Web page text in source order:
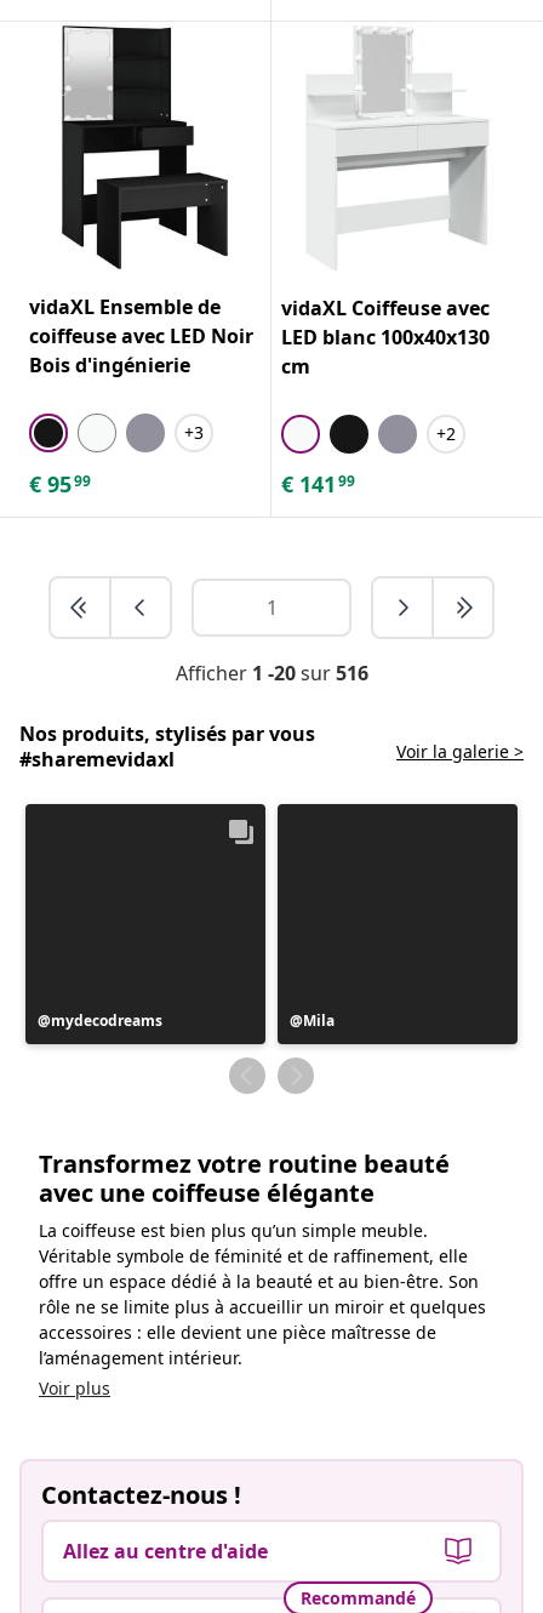
vidaXL Ensemble de
coiffeuse avec LED Noir
Bois d'ingénierie
+3
€ 9599
vidaXL Coiffeuse avec
LED blanc 100x40x130
cm
+2
€ 141 99
Afficher 1 -20sur516
Nos produits, stylisés par vous
#sharemevidaxl
Voir la galerie >
Publication
publiée
mydecodreams
Publication
publiée
par
Mila
Transformez votre routine beauté
avec une coiffeuse élégante
La coiffeuse est bien plus qu’un simple meuble.
Véritable symbole de féminité et de raffinement, elle
offre un espace dédié à la beauté et au bien-être. Son
rôle ne se limite plus à accueillir un miroir et quelques
accessoires : elle devient une pièce maîtresse de
l’aménagement intérieur.
Voir plus
Contactez-nous !
Allez au centre d'aide
Recommandé